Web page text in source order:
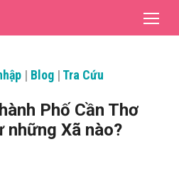
| Blog | Tra Cứu
Phố Cần Thơ
Xã nào?